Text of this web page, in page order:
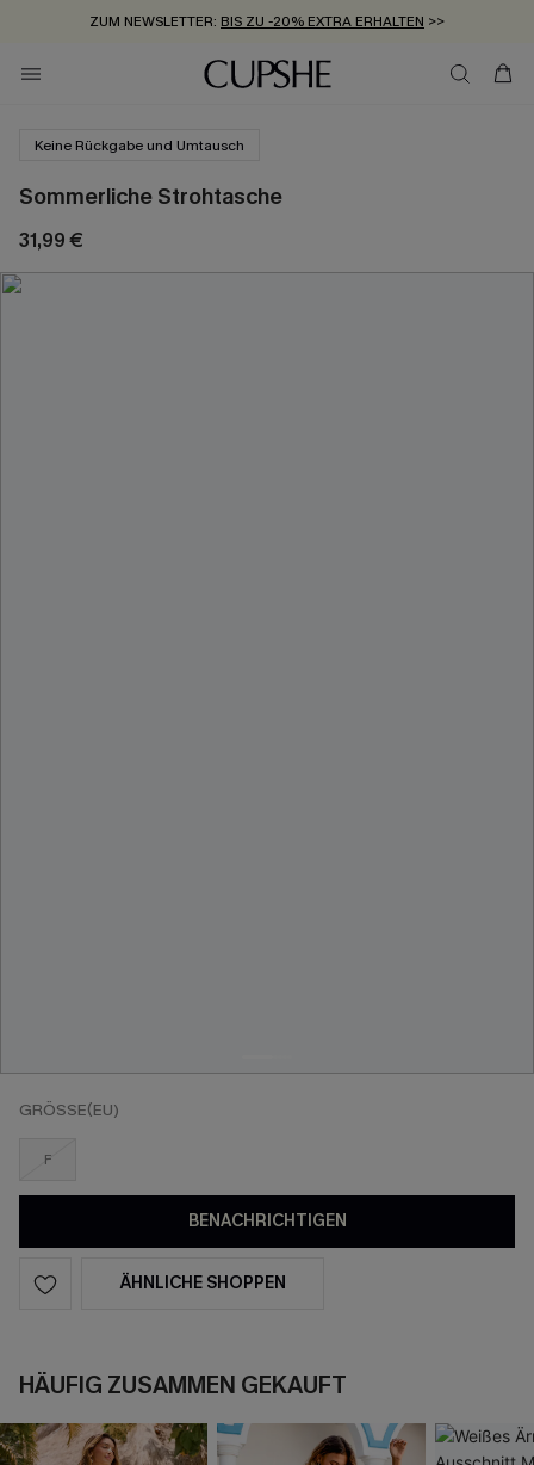
ZUM NEWSLETTER: BIS ZU -20% EXTRA ERHALTEN >>
KOSTENLOSER VERSAND AB 89 €
Keine Rückgabe und Umtausch
Sommerliche Strohtasche
31,99 €
GRÖSSE(EU)
F
BENACHRICHTIGEN
ÄHNLICHE SHOPPEN
HÄUFIG ZUSAMMEN GEKAUFT